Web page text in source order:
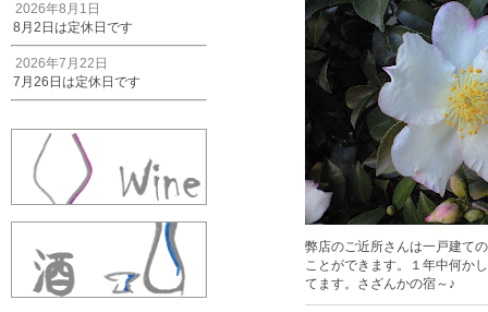
2026年8月1日
8月2日は定休日です
2026年7月22日
7月26日は定休日です
弊店のご近所さんは一戸建て
ことができます。１年中何か
てます。さざんかの宿～♪